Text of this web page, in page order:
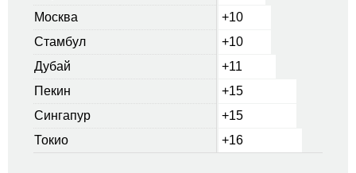
Москва
+10
Стамбул
+10
Дубай
+11
Пекин
+15
Сингапур
+15
Токио
+16